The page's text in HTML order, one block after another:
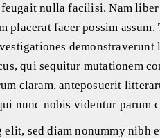
nulla facilisi. Nam
facer possim
demonstraverunt
qui sequitur mutationem
claram, anteposuerit
nunc nobis videntur parum
sed diam nonummy nibh